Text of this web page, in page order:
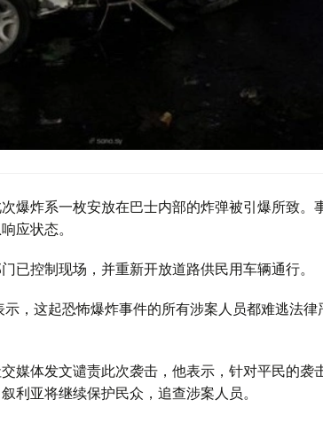
爆炸系一枚安放在巴士内部的炸弹被引爆所致。
应状态。
已控制现场，并重新开放道路供民用车辆通行。
示，这起恐怖爆炸事件的所有涉案人员都难逃法
媒体发文谴责此次袭击，他表示，针对平民的袭
利亚将继续保护民众，追查涉案人员。